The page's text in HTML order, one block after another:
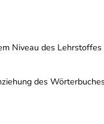
Niveau des
des